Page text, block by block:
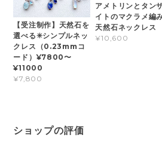
【受注制作】天然石を
選べる✳︎シンプルネッ
クレス（0.23mmコ
ード）¥7800〜
¥11000
¥7,800
アメトリンとタン
イトのマクラメ編
天然石ネックレス
¥10,600
ショップの評価